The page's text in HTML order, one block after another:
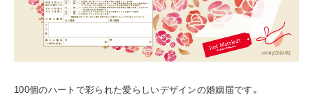
100個のハートで彩られた愛らしいデザインの婚姻届です。